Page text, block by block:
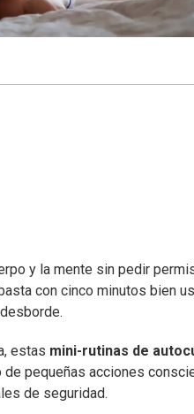
y la mente sin pedir
con cinco minutos bien
estas mini-rutinas de
pequeñas acciones
de seguridad.